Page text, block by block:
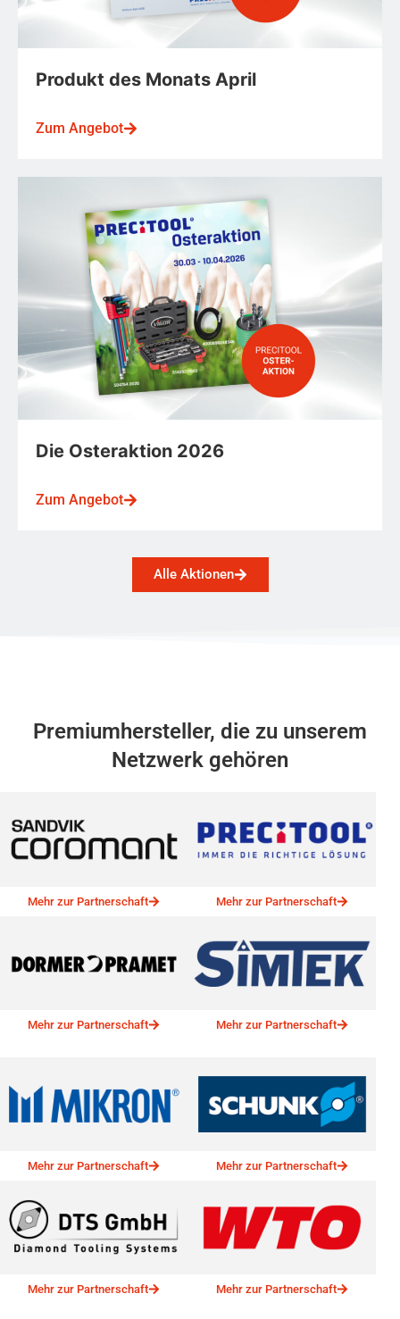
Produkt des Monats April
Zum Angebot
Die Osteraktion 2026
Zum Angebot
Alle Aktionen
Premiumhersteller, die zu unserem
Netzwerk gehören
Mehr zur Partnerschaft Mehr zur Partnerschaft
Mehr zur Partnerschaft Mehr zur Partnerschaft
Mehr zur Partnerschaft Mehr zur Partnerschaft
Mehr zur Partnerschaft Mehr zur Partnerschaft